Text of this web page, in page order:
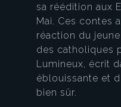
sa réédition aux
Mai. Ces contes
réaction du
des catholiques
Lumineux, écrit
éblouissante et
bien sûr.